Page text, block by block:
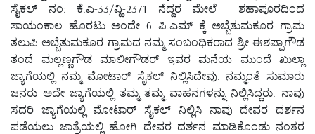
ಸೈಕಲ್ ನಂ: ಕೆ.ಎ-33/ವ್ಹಿ-2371 ನೆದ್ದರ ಮೇಲೆ ಶಹಾಪೂರದಿಂದ
ಸಾಯಂಕಾಲ ಹೊರಟು ಅಂದೇ 6 ಪಿ.ಎಮ್ ಕ್ಕೆ ಅಬ್ಬೆತುಮಕೂರ ಗ್ರಾಮ
ತಲುಪಿ ಅಬ್ಬೆತುಮಕೂರ ಗ್ರಾಮದ ನಮ್ಮ ಸಂಬಂಧಿಕರಾದ ಶ್ರೀ ಈಶಪ್ಪಾಗೌಡ
ತಂದೆ ಮಲ್ಲಣ್ಣಗೌಡ ಮಾಲೀಗೌಡರ್ ಇವರ ಮನೆಯ ಮುಂದೆ ಖುಲ್ಲಾ
ಜ್ಯಾಗೆಯಲ್ಲಿ ನಮ್ಮ ಮೋಟಾರ್ ಸೈಕಲ್ ನಿಲ್ಲಿಸಿದೇವು. ನಮ್ಮಂತೆ ಸುಮಾರು
ಜನರು ಅದೇ ಜ್ಯಾಗೆಯಲ್ಲಿ ತಮ್ಮ ತಮ್ಮ ವಾಹನಗಳನ್ನು ನಿಲ್ಲಿಸಿದ್ದರು. ನಾವು
ಸದರಿ ಜ್ಯಾಗೆಯಲ್ಲಿ ಮೋಟಾರ್ ಸೈಕಲ್ ನಿಲ್ಲಿಸಿ ನಾವು ದೇವರ ದರ್ಶನ
ಪಡೆಯಲು ಜಾತ್ರೆಯಲ್ಲಿ ಹೋಗಿ ದೇವರ ದರ್ಶನ ಮಾಡಿಕೊಂಡು ನಂತರ